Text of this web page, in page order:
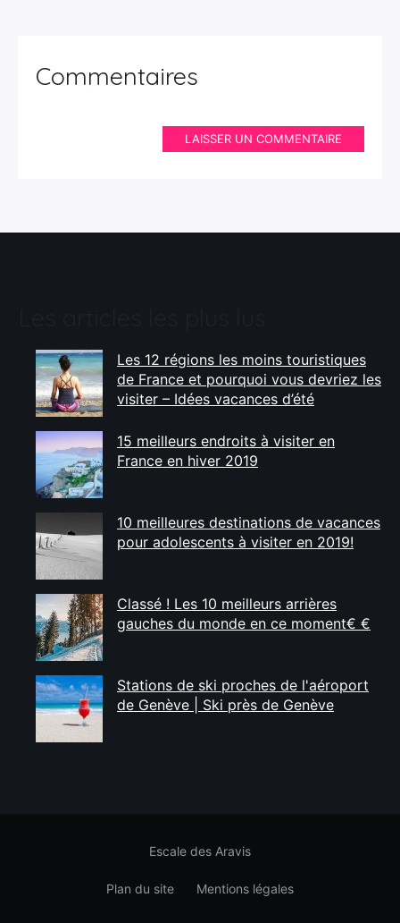
Commentaires
LAISSER UN COMMENTAIRE
Les 12 régions les moins touristiques
de France et pourquoi vous devriez les
visiter – Idées vacances d’été
15 meilleurs endroits à visiter en
France en hiver 2019
10 meilleures destinations de vacances
pour adolescents à visiter en 2019!
Classé ! Les 10 meilleurs arrières
gauches du monde en ce moment€ €
Stations de ski proches de l'aéroport
de Genève | Ski près de Genève
Escale des Aravis
Plan du site Mentions légales